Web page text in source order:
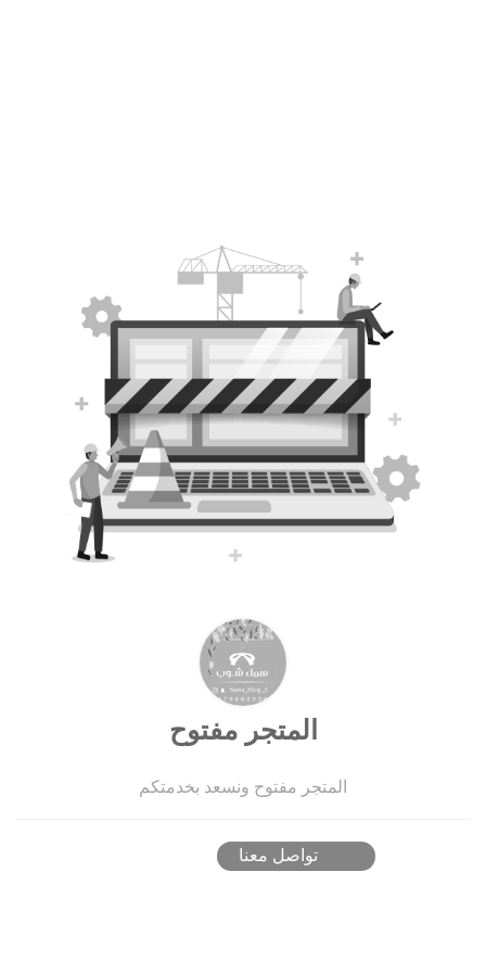
المتجر مفتوح
المتجر مفتوح ونسعد بخدمتكم
تواصل معنا